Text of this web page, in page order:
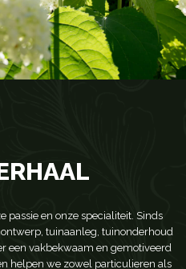
passie en onze specialiteit. Sinds
tuinaanleg, tuinonderhoud
een vakbekwaam en gemotiveerd
helpen we zowel particulieren als